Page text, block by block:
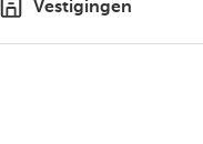
Vestigingen